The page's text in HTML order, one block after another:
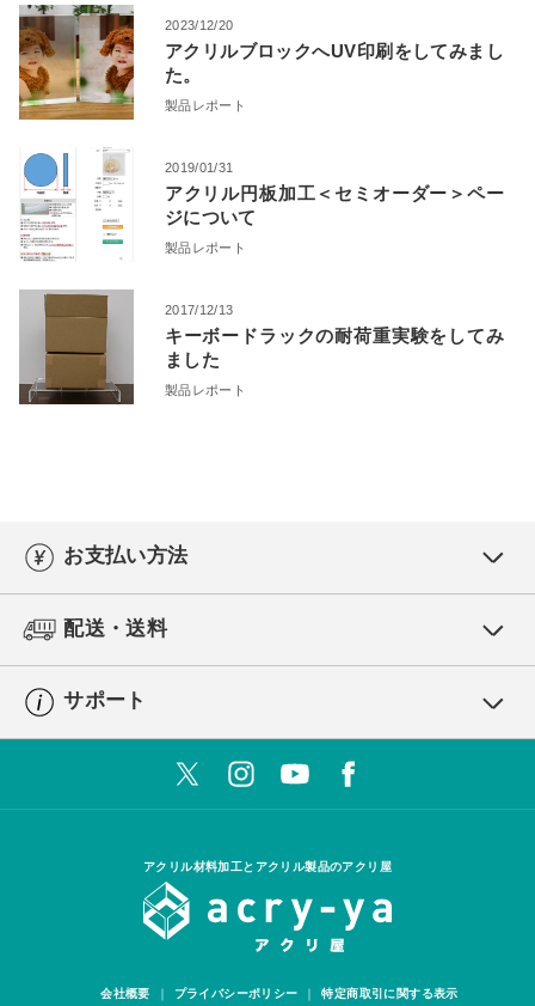
2023/12/20
アクリルブロックへUV印刷をしてみまし
た。
製品レポート
2019/01/31
アクリル円板加工＜セミオーダー＞ペー
ジについて
製品レポート
2017/12/13
キーボードラックの耐荷重実験をしてみ
ました
製品レポート
お支払い方法
配送・送料
サポート
アクリル材料加工とアクリル製品のアクリ屋
会社概要 プライバシーポリシー 特定商取引に関する表示